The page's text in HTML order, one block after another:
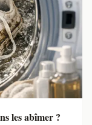
les abîmer ?